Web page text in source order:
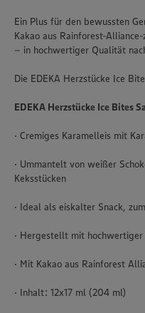
Ein Plus für den bewussten
Kakao aus Rainforest-
– in hochwertiger Qualität
Die EDEKA Herzstücke Ice
EDEKA Herzstücke Ice Bites
· Cremiges Karamelleis mit
· Ummantelt von weißer
Keksstücken
· Ideal als eiskalter Snack,
· Hergestellt mit
· Mit Kakao aus Rainforest
· Inhalt: 12x17 ml (204 ml)